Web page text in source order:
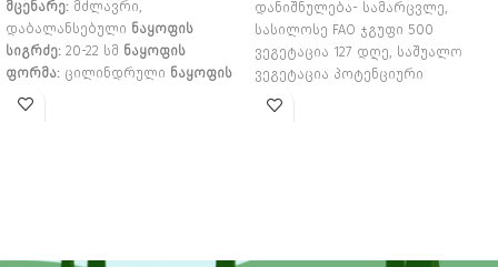
მცენარე: მძლავრი,
დაბალანსებული ნაყოფის
სიგრძე: 20-22 სმ ნაყოფის
ფორმა: ცილინდრული ნაყოფის
ფერი:
დანიშნულება- სამარცვლე,
სასილოსე FAO ჯგუფი 500
ვეგეტაცია 127 დღე, საშუალო
ვეგეტაცია პოტენციური
მოსავალი 12-14ტ/ჰა
სიხშირე: მცირე ტენიანობისას 75